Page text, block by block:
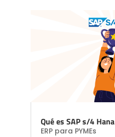
Qué es SAP s/4 Hana
ERP para PYMEs